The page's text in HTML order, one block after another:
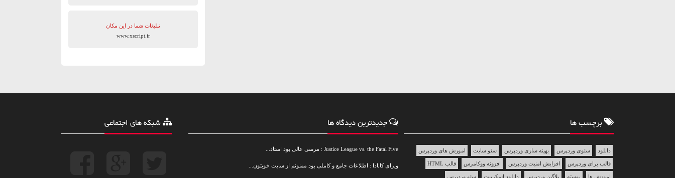
تبلیغات شما در این مکان
www.xscript.ir
شبکه های اجتماعی جدیدترین دیدگاه ها
Justice League vs. the Fatal Five : مرسی عالی بود استاد...
ویزای کانادا : اطلاعات جامع و کاملی بود ممنونم از سایت خوبتون...
برچسب ها
دانلود سئوی وردپرس بهینه سازی وردپرس سئو سایت اموزش های وردپرس
قالب برای وردپرس افزایش امنیت وردپرس افزونه ووکامرس قالب HTML
اموزش ها پوسته پلاگین وردپرس دانلود اسکریپت سئو وردپرس